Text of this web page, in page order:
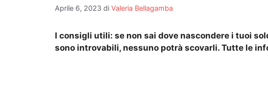
Aprile 6, 2023 di Valeria Bellagamba
I consigli utili: se non sai dove nascondere i tuoi
sono introvabili, nessuno potrà scovarli. Tutte le